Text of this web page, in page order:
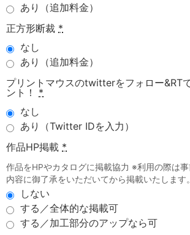
あり（追加料金）
正方形断裁 *
なし
あり（追加料金）
プリントマウスのtwitterをフォロー&RT
ント！
*
なし
あり（Twitter IDを入力）
作品HP掲載 *
作品をHPやカタログに掲載協力 ※利用の際は事
内容に御了承をいただいてから掲載いたします。
しない
する／全体的な掲載可
する／加工部分のアップなら可